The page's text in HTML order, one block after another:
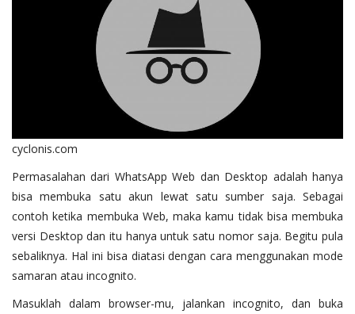
cyclonis.com
Permasalahan dari WhatsApp Web dan Desktop adalah hanya
bisa membuka satu akun lewat satu sumber saja. Sebagai
contoh ketika membuka Web, maka kamu tidak bisa membuka
versi Desktop dan itu hanya untuk satu nomor saja. Begitu pula
sebaliknya. Hal ini bisa diatasi dengan cara menggunakan mode
samaran atau incognito.
Masuklah dalam browser-mu, jalankan incognito, dan buka